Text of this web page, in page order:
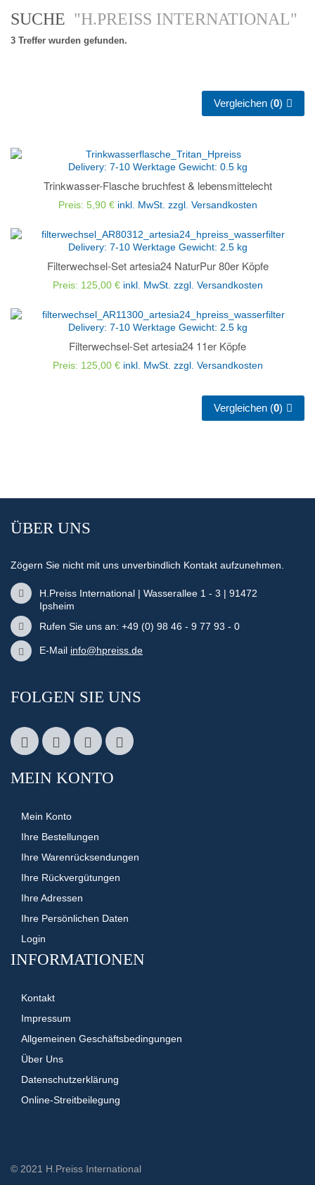
SUCHE "H.PREISS INTERNATIONAL"
3 Treffer wurden gefunden.
Vergleichen (0)
Delivery: 7-10 Werktage Gewicht: 0.5kg
Trinkwasser-Flasche bruchfest & lebensmittelecht
Preis: 5,90 € inkl. MwSt. zzgl. Versandkosten
Delivery: 7-10 Werktage Gewicht: 2.5kg
Filterwechsel-Set artesia24 NaturPur 80er Köpfe
Preis: 125,00 € inkl. MwSt. zzgl. Versandkosten
Delivery: 7-10 Werktage Gewicht: 2.5kg
Filterwechsel-Set artesia24 11er Köpfe
Preis: 125,00 € inkl. MwSt. zzgl. Versandkosten
Vergleichen (0)
ÜBER UNS
Zögern Sie nicht mit uns unverbindlich Kontakt aufzunehmen.
H.Preiss International | Wasserallee 1 - 3 | 91472
Ipsheim
Rufen Sie uns an: +49 (0) 98 46 - 9 77 93 - 0
E-Mail info@hpreiss.de
FOLGEN SIE UNS
MEIN KONTO
Mein Konto
Ihre Bestellungen
Ihre Warenrücksendungen
Ihre Rückvergütungen
Ihre Adressen
Ihre Persönlichen Daten
Login
INFORMATIONEN
Kontakt
Impressum
Allgemeinen Geschäftsbedingungen
Über Uns
Datenschutzerklärung
Online-Streitbeilegung
© 2021 H.Preiss International